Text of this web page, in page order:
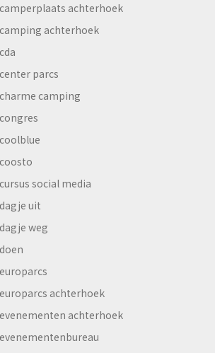
camperplaats achterhoek
camping achterhoek
cda
center parcs
charme camping
congres
coolblue
coosto
cursus social media
dagje uit
dagje weg
doen
europarcs
europarcs achterhoek
evenementen achterhoek
evenementenbureau